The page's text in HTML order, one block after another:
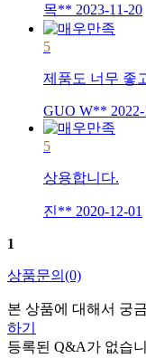
목** 2023-11-20
5
제품도 너무 좋
GUO W**
5
상용합니다.
진** 2020-12-01
1
상품문의 (0)
본 상품에 대해서 궁
하기
등록된 Q&A가 없습